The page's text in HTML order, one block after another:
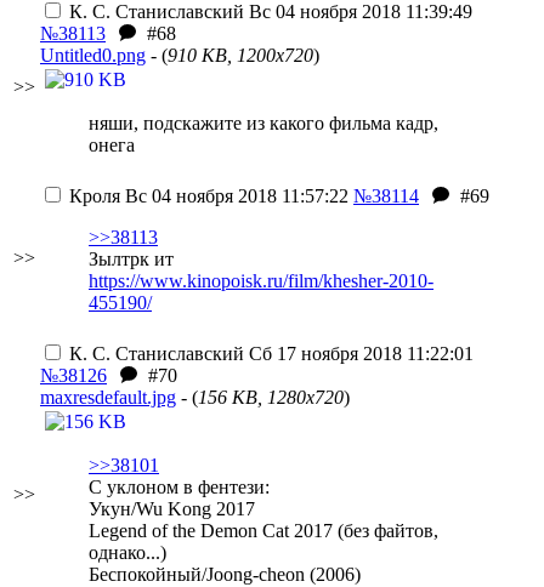
>>
К. С. Станиславский Вс 04 ноября 2018 11:39:49
№38113
#68
Untitled0.png - (910 KB, 1200x720)
няши, подскажите из какого фильма кадр,
онега
>>
Кроля Вс 04 ноября 2018 11:57:22 №38114
#69
>>38113
Зылтрк ит
https://www.kinopoisk.ru/film/khesher-2010-
455190/
>>
К. С. Станиславский Сб 17 ноября 2018 11:22:01
№38126
#70
maxresdefault.jpg - (156 KB, 1280x720)
>>38101
С уклоном в фентези:
Укун/Wu Kong 2017
Legend of the Demon Cat 2017 (без файтов,
однако...)
Беспокойный/Joong-cheon (2006)